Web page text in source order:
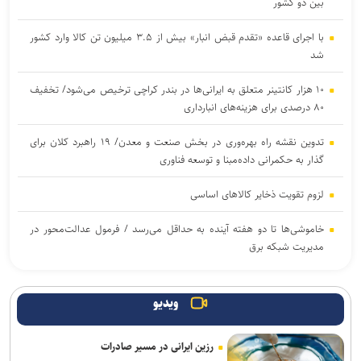
با اجرای قاعده «تقدم قبض انبار» بیش از ۳.۵ میلیون تن کالا وارد کشور
شد
۱۰ هزار کانتینر متعلق به ایرانی‌ها در بندر کراچی ترخیص می‌شود/ تخفیف
۸۰ درصدی برای هزینه‌های انبارداری
تدوین نقشه راه بهره‌وری در بخش صنعت و معدن/ ۱۹ راهبرد کلان برای
گذار به حکمرانی داده‌مبنا و توسعه فناوری
لزوم تقویت ذخایر کالاهای اساسی
خاموشی‌ها تا دو هفته آینده به حداقل می‌رسد / فرمول عدالت‌محور در
مدیریت شبکه برق
تسریع شود/ ارتقای امنیت سایبری و ضرورت هماهنگی در شبکه بانکی
تکمیل بانک اطلاعات مالکیت اراضی تسریع شود/ لزوم اجرای سامانه
ماده ۴۵ باید سرعت یابد
ویدیو
رزین ایرانی در مسیر صادرات